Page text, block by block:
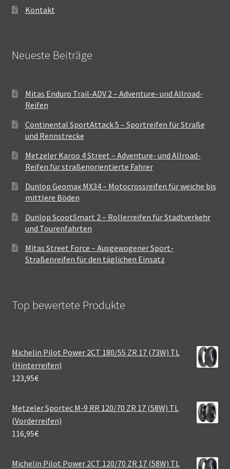
Kontakt
Neueste Beiträge
Mitas Enduro Trail-ADV 2 – Adventure- und Allroad-
Reifen
Continental SportAttack 5 – Sportreifen für Straße
und Rennstrecke
Metzeler Karoo 4 Street – Adventure- und Allroad-
Reifen für straßenorientierte Fahrer
Dunlop Geomax MX34 – Motocrossreifen für weiche bis
mittlere Böden
Dunlop ScootSmart 2 – Rollerreifen für Stadtverkehr
und Tourenfahrten
Mitas Street Force – Ausgewogener Sport-
Straßenreifen für den täglichen Einsatz
Top bewertete Produkte
Michelin Pilot Power 2CT 180/55 ZR 17 (73W) TL
(Hinterreifen)
123,95€
Metzeler Sportec M-9 RR 120/70 ZR 17 (58W) TL
(Vorderreifen)
116,95€
Michelin Pilot Power 2CT 120/70 ZR 17 (58W) TL